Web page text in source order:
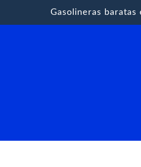
Gasolineras baratas